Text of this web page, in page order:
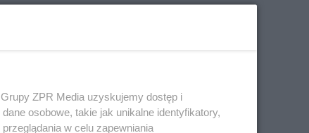
ZPR Media uzyskujemy dostęp i
osobowe, takie jak unikalne identyfikatory,
w celu zapewniania